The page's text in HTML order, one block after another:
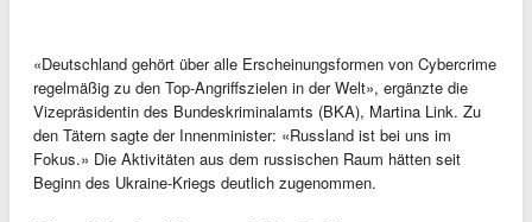
«Deutschland gehört über alle Erscheinungsformen von Cybercrime
regelmäßig zu den Top-Angriffszielen in der Welt», ergänzte die
Vizepräsidentin des Bundeskriminalamts (BKA), Martina Link. Zu
den Tätern sagte der Innenminister: «Russland ist bei uns im
Fokus.» Die Aktivitäten aus dem russischen Raum hätten seit
Beginn des Ukraine-Kriegs deutlich zugenommen.